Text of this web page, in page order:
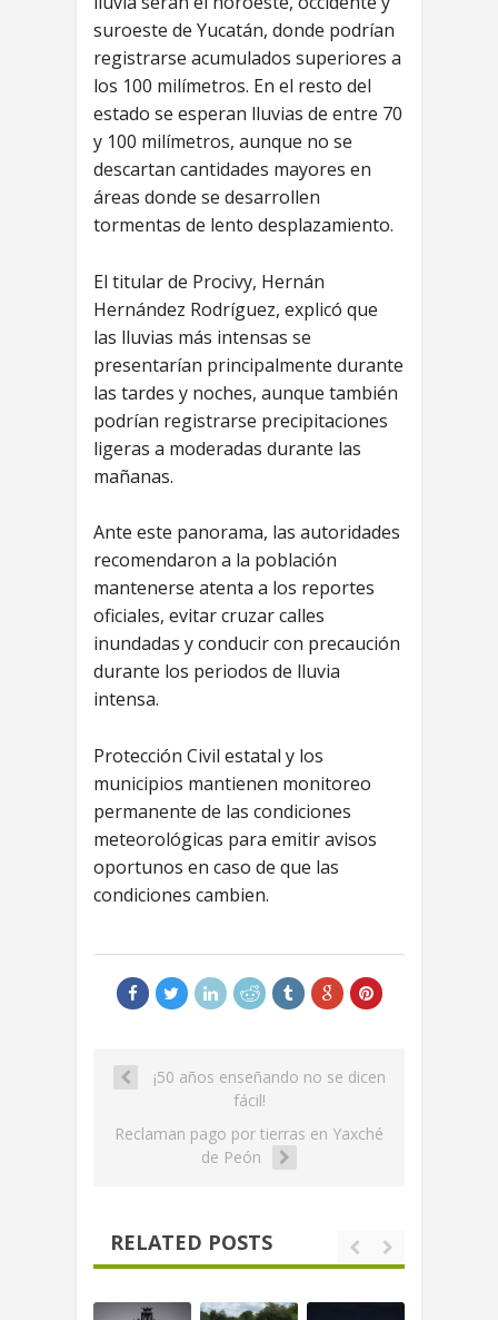
suroeste de Yucatán, donde podrían
registrarse acumulados superiores a
los 100 milímetros. En el resto del
estado se esperan lluvias de entre 70
y 100 milímetros, aunque no se
descartan cantidades mayores en
áreas donde se desarrollen
tormentas de lento desplazamiento.
El titular de Procivy, Hernán
Hernández Rodríguez, explicó que
las lluvias más intensas se
presentarían principalmente durante
las tardes y noches, aunque también
podrían registrarse precipitaciones
ligeras a moderadas durante las
mañanas.
Ante este panorama, las autoridades
recomendaron a la población
mantenerse atenta a los reportes
oficiales, evitar cruzar calles
inundadas y conducir con precaución
durante los periodos de lluvia
intensa.
Protección Civil estatal y los
municipios mantienen monitoreo
permanente de las condiciones
meteorológicas para emitir avisos
oportunos en caso de que las
condiciones cambien.
¡50 años enseñando no se dicen
fácil!
Reclaman pago por tierras en Yaxché
de Peón
RELATED POSTS